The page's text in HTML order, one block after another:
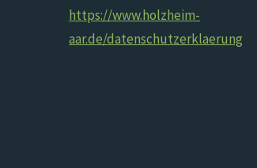
https://www.holzheim-
aar.de/datenschutzerklaerung